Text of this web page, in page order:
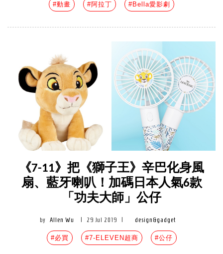
#動畫 #阿拉丁 #Bella愛影劇
《7-11》把《獅子王》辛巴化身風
扇、藍牙喇叭！加碼日本人氣6款
「功夫大師」公仔
by Allen Wu 29 Jul 2019 design&gadget
#必買 #7-ELEVEN超商 #公仔